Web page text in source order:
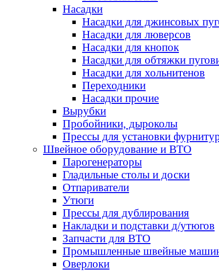
Насадки
Насадки для джинсовых
Насадки для люверсов
Насадки для кнопок
Насадки для обтяжки
Насадки для хольнитенов
Переходники
Насадки прочие
Вырубки
Пробойники, дыроколы
Прессы для установки
Швейное оборудование и ВТО
Парогенераторы
Гладильные столы и доски
Отпариватели
Утюги
Прессы для дублирования
Накладки и подставки д/утюгов
Запчасти для ВТО
Промышленные швейные
Оверлоки